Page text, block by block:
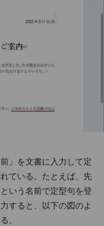
」を文書に入力して定
ている。たとえば、先
いう名前で定型句を登
すると、以下の図のよ
。